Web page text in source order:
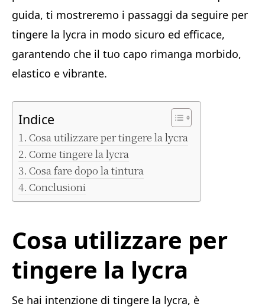
guida, ti mostreremo i passaggi da seguire per
tingere la lycra in modo sicuro ed efficace,
garantendo che il tuo capo rimanga morbido,
elastico e vibrante.
Indice
Cosa utilizzare per tingere la lycra
Come tingere la lycra
Cosa fare dopo la tintura
Conclusioni
Cosa utilizzare per
tingere la lycra
Se hai intenzione di tingere la lycra, è